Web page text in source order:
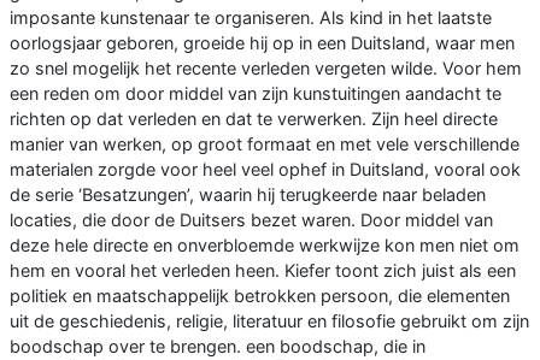
imposante kunstenaar te organiseren. Als kind in het laatste
oorlogsjaar geboren, groeide hij op in een Duitsland, waar men
zo snel mogelijk het recente verleden vergeten wilde. Voor hem
een reden om door middel van zijn kunstuitingen aandacht te
richten op dat verleden en dat te verwerken. Zijn heel directe
manier van werken, op groot formaat en met vele verschillende
materialen zorgde voor heel veel ophef in Duitsland, vooral ook
de serie ‘Besatzungen’, waarin hij terugkeerde naar beladen
locaties, die door de Duitsers bezet waren. Door middel van
deze hele directe en onverbloemde werkwijze kon men niet om
hem en vooral het verleden heen. Kiefer toont zich juist als een
politiek en maatschappelijk betrokken persoon, die elementen
uit de geschiedenis, religie, literatuur en filosofie gebruikt om zijn
boodschap over te brengen. een boodschap, die in